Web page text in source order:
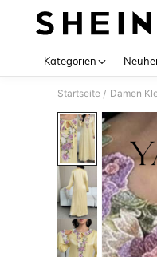
Kategorien
Startseite / Damen